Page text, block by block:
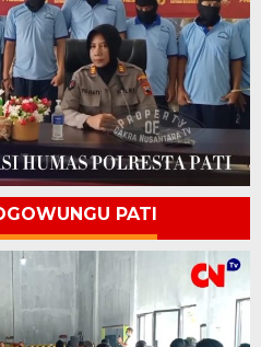
PATI